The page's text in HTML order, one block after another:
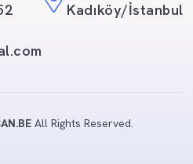
Kadıköy/İstanbul
All Rights Reserved.